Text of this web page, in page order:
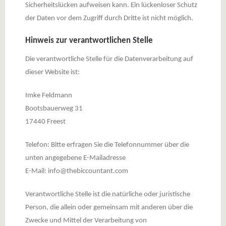
Sicherheitslücken aufweisen kann. Ein lückenloser Schutz
der Daten vor dem Zugriff durch Dritte ist nicht möglich.
Hinweis zur verantwortlichen Stelle
Die verantwortliche Stelle für die Datenverarbeitung auf
dieser Website ist:
Imke Feldmann
Bootsbauerweg 31
17440 Freest
Telefon: Bitte erfragen Sie die Telefonnummer über die
unten angegebene E-Mailadresse
E-Mail: info@thebiccountant.com
Verantwortliche Stelle ist die natürliche oder juristische
Person, die allein oder gemeinsam mit anderen über die
Zwecke und Mittel der Verarbeitung von